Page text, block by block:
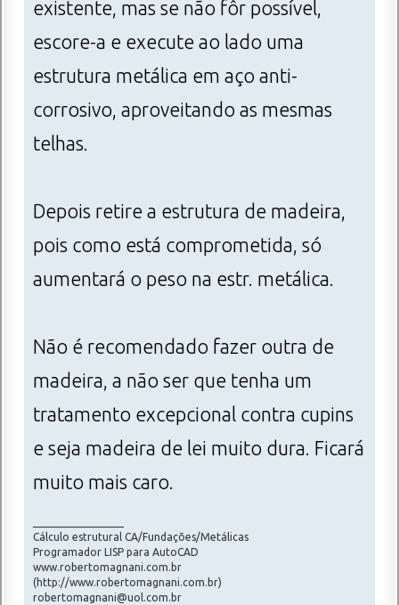
existente, mas se não fôr possível,
escore-a e execute ao lado uma
estrutura metálica em aço anti-
corrosivo, aproveitando as mesmas
telhas.
Depois retire a estrutura de madeira,
pois como está comprometida, só
aumentará o peso na estr. metálica.
Não é recomendado fazer outra de
madeira, a não ser que tenha um
tratamento excepcional contra cupins
e seja madeira de lei muito dura. Ficará
muito mais caro.
Cálculo estrutural CA/Fundações/Metálicas
Programador LISP para AutoCAD
www.robertomagnani.com.br
(http://www.robertomagnani.com.br)
robertomagnani@uol.com.br